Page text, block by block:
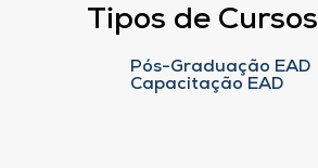
Tipos de Cursos
Pós-Graduação EAD
Capacitação EAD